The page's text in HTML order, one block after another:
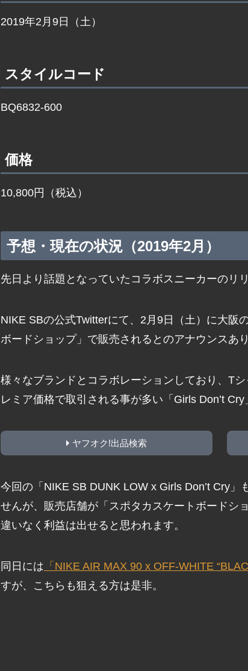
2019年2月9日（土）
スタイルコード
BQ6832-600
価格
10,800円（税込）
予想・現在の状況（2019年2月）
先日より話題となっていたコラボスニーカーのリ
NIKE SBの公式Twitterにて、2月9日（土）に大阪
ボードショップ」で販売されるとのアナウンスあり
様々なブランドとコラボレーションしており、T
レミア価格で取引される事が多い「Girls Don’t
ヤフオク!出品検索
今回の「NIKE SB DUNK LOW x Girls Don’t Cry」
せんが、販売店舗が「スポタカスケートボードシ
違いなく利益は出せると思われます。
同日には 「NIKE AIR MAX 90 x OFF-WHITE
すが、こちらも狙える方は是非。